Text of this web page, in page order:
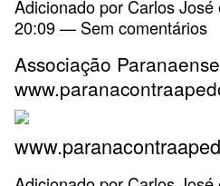
Adicionado por Carlos
20:09 — Sem comentários
Associação